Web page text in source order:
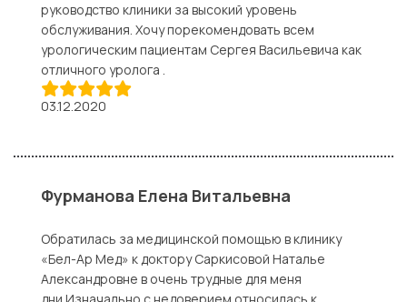
руководство клиники за высокий уровень
обслуживания. Хочу порекомендовать всем
урологическим пациентам Сергея Васильевича как
отличного уролога .
03.12.2020
Фурманова Елена Витальевна
Обратилась за медицинской помощью в клинику
«Бел-Ар Мед» к доктору Саркисовой Наталье
Александровне в очень трудные для меня